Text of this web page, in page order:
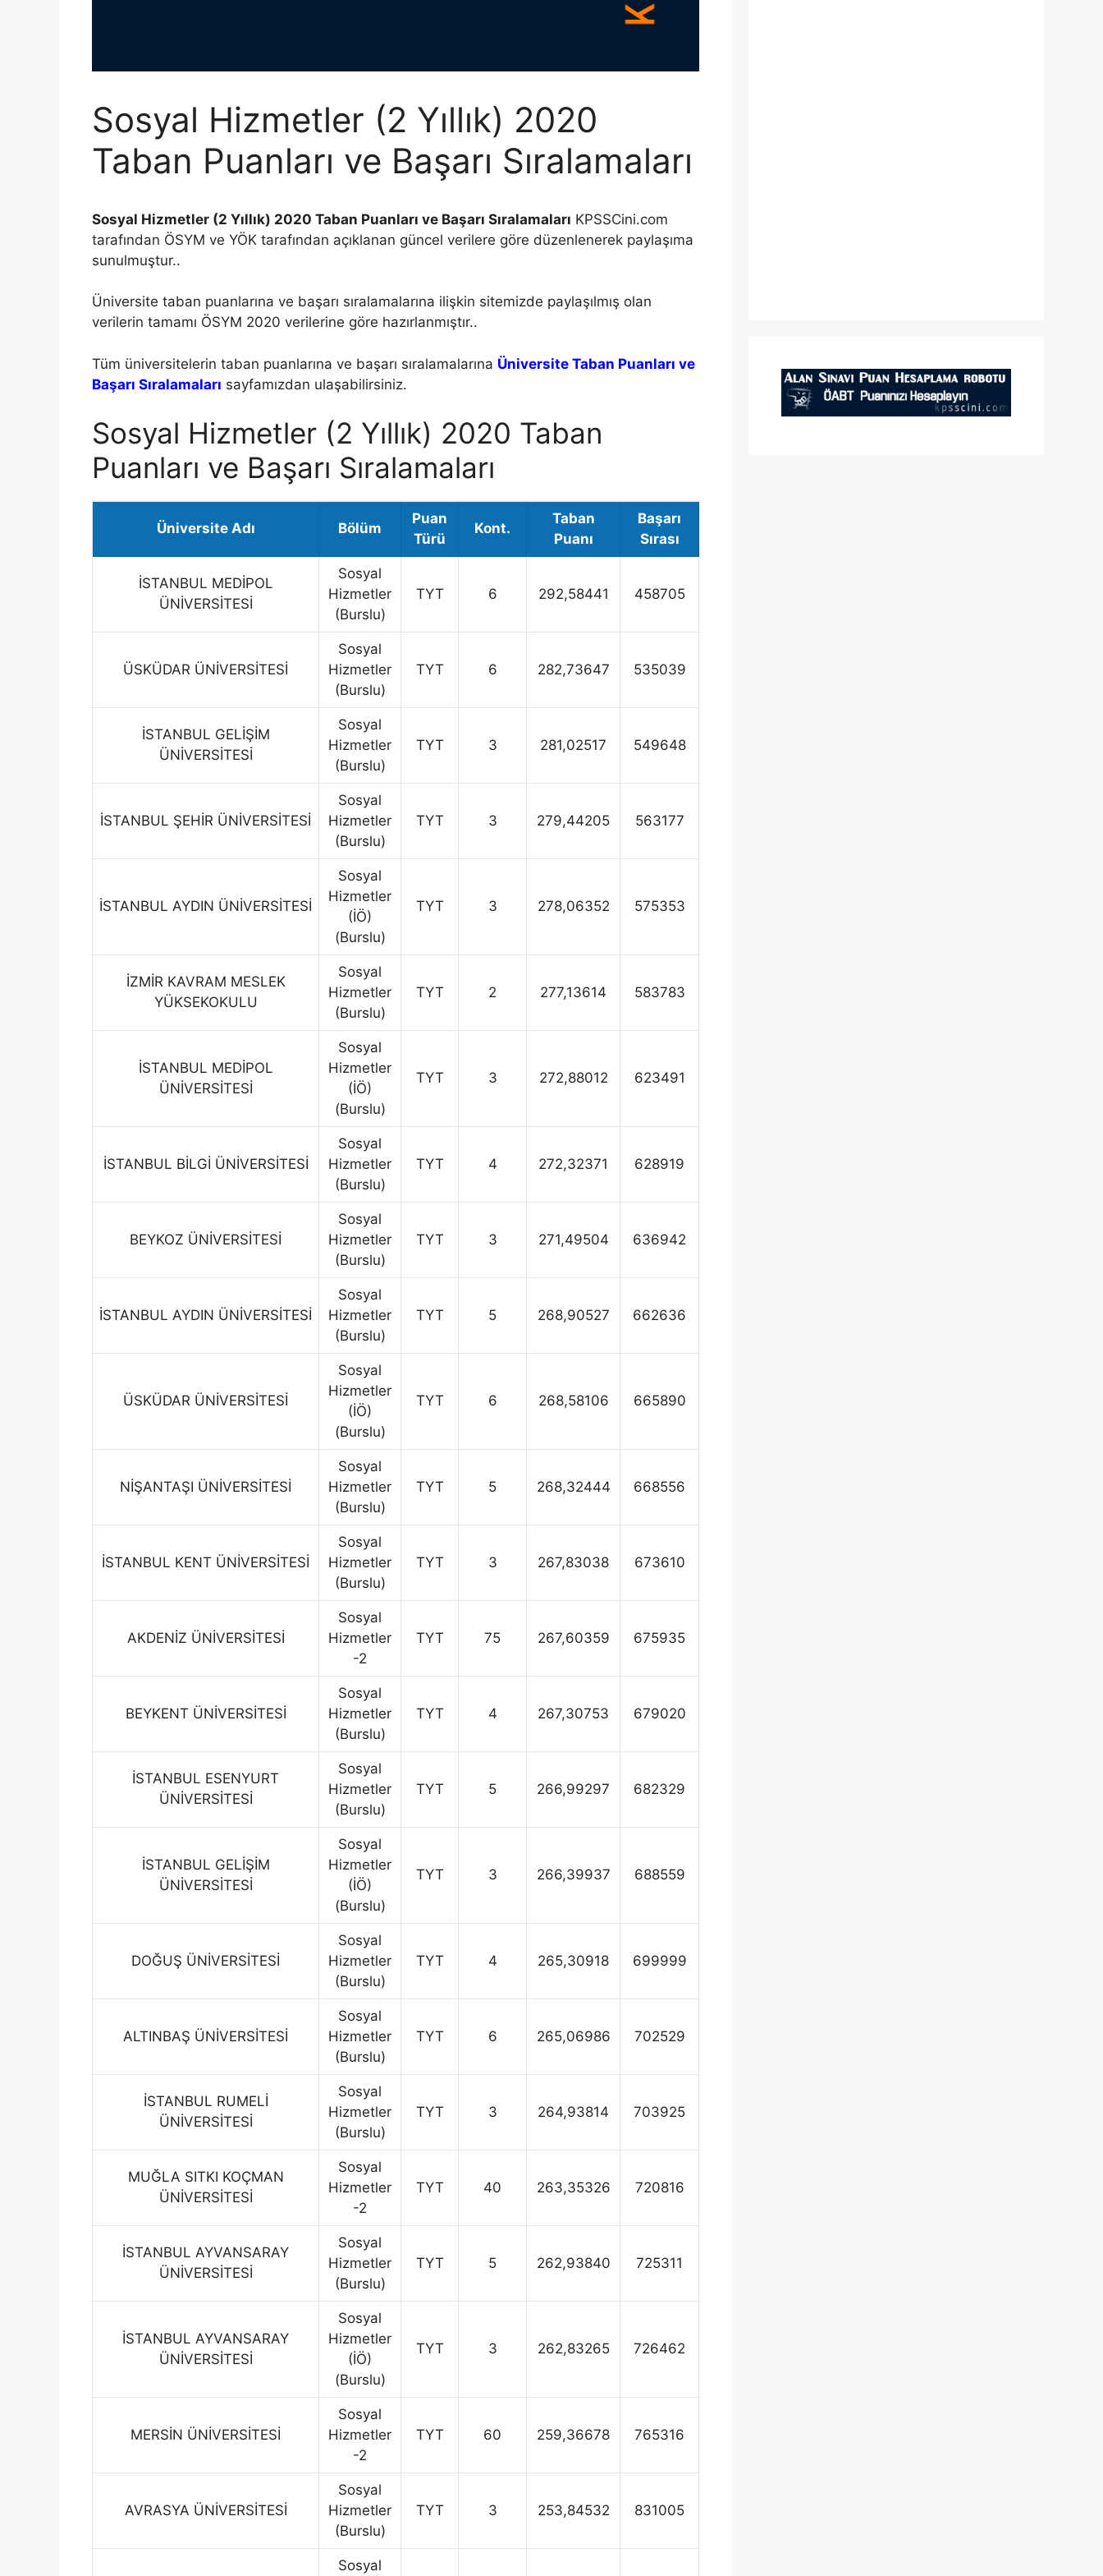
Sosyal Hizmetler (2 Yıllık) 2020
Taban Puanları ve Başarı Sıralamaları
Sosyal Hizmetler (2 Yıllık) 2020 Taban Puanları ve Başarı Sıralamaları KPSSCini.com
tarafından ÖSYM ve YÖK tarafından açıklanan güncel verilere göre düzenlenerek paylaşıma
sunulmuştur..
Üniversite taban puanlarına ve başarı sıralamalarına ilişkin sitemizde paylaşılmış olan
verilerin tamamı ÖSYM 2020 verilerine göre hazırlanmıştır..
Tüm üniversitelerin taban puanlarına ve başarı sıralamalarına Üniversite Taban Puanları ve
Başarı Sıralamaları sayfamızdan ulaşabilirsiniz.
Sosyal Hizmetler (2 Yıllık) 2020 Taban
Puanları ve Başarı Sıralamaları
Üniversite Adı Bölüm
Puan
Türü
Kont.
Taban
Puanı
Başarı
Sırası
İSTANBUL MEDİPOL
ÜNİVERSİTESİ
Sosyal
Hizmetler
(Burslu)
TYT 6 292,58441 458705
ÜSKÜDAR ÜNİVERSİTESİ
Sosyal
Hizmetler
(Burslu)
TYT 6 282,73647 535039
İSTANBUL GELİŞİM
ÜNİVERSİTESİ
Sosyal
Hizmetler
(Burslu)
TYT 3 281,02517 549648
İSTANBUL ŞEHİR ÜNİVERSİTESİ
Sosyal
Hizmetler
(Burslu)
TYT 3 279,44205 563177
İSTANBUL AYDIN ÜNİVERSİTESİ
Sosyal
Hizmetler
(İÖ)
(Burslu)
TYT 3 278,06352 575353
İZMİR KAVRAM MESLEK
YÜKSEKOKULU
Sosyal
Hizmetler
(Burslu)
TYT 2 277,13614 583783
İSTANBUL MEDİPOL
ÜNİVERSİTESİ
Sosyal
Hizmetler
(İÖ)
(Burslu)
TYT 3 272,88012 623491
İSTANBUL BİLGİ ÜNİVERSİTESİ
Sosyal
Hizmetler
(Burslu)
TYT 4 272,32371 628919
BEYKOZ ÜNİVERSİTESİ
Sosyal
Hizmetler
(Burslu)
TYT 3 271,49504 636942
İSTANBUL AYDIN ÜNİVERSİTESİ
Sosyal
Hizmetler
(Burslu)
TYT 5 268,90527 662636
ÜSKÜDAR ÜNİVERSİTESİ
Sosyal
Hizmetler
(İÖ)
(Burslu)
TYT 6 268,58106 665890
NİŞANTAŞI ÜNİVERSİTESİ
Sosyal
Hizmetler
(Burslu)
TYT 5 268,32444 668556
İSTANBUL KENT ÜNİVERSİTESİ
Sosyal
Hizmetler
(Burslu)
TYT 3 267,83038 673610
AKDENİZ ÜNİVERSİTESİ
Sosyal
Hizmetler
-2
TYT 75 267,60359 675935
BEYKENT ÜNİVERSİTESİ
Sosyal
Hizmetler
(Burslu)
TYT 4 267,30753 679020
İSTANBUL ESENYURT
ÜNİVERSİTESİ
Sosyal
Hizmetler
(Burslu)
TYT 5 266,99297 682329
İSTANBUL GELİŞİM
ÜNİVERSİTESİ
Sosyal
Hizmetler
(İÖ)
(Burslu)
TYT 3 266,39937 688559
DOĞUŞ ÜNİVERSİTESİ
Sosyal
Hizmetler
(Burslu)
TYT 4 265,30918 699999
ALTINBAŞ ÜNİVERSİTESİ
Sosyal
Hizmetler
(Burslu)
TYT 6 265,06986 702529
İSTANBUL RUMELİ
ÜNİVERSİTESİ
Sosyal
Hizmetler
(Burslu)
TYT 3 264,93814 703925
MUĞLA SITKI KOÇMAN
ÜNİVERSİTESİ
Sosyal
Hizmetler
-2
TYT 40 263,35326 720816
İSTANBUL AYVANSARAY
ÜNİVERSİTESİ
Sosyal
Hizmetler
(Burslu)
TYT 5 262,93840 725311
İSTANBUL AYVANSARAY
ÜNİVERSİTESİ
Sosyal
Hizmetler
(İÖ)
(Burslu)
TYT 3 262,83265 726462
MERSİN ÜNİVERSİTESİ
Sosyal
Hizmetler
-2
TYT 60 259,36678 765316
AVRASYA ÜNİVERSİTESİ
Sosyal
Hizmetler
(Burslu)
TYT 3 253,84532 831005
Sosyal